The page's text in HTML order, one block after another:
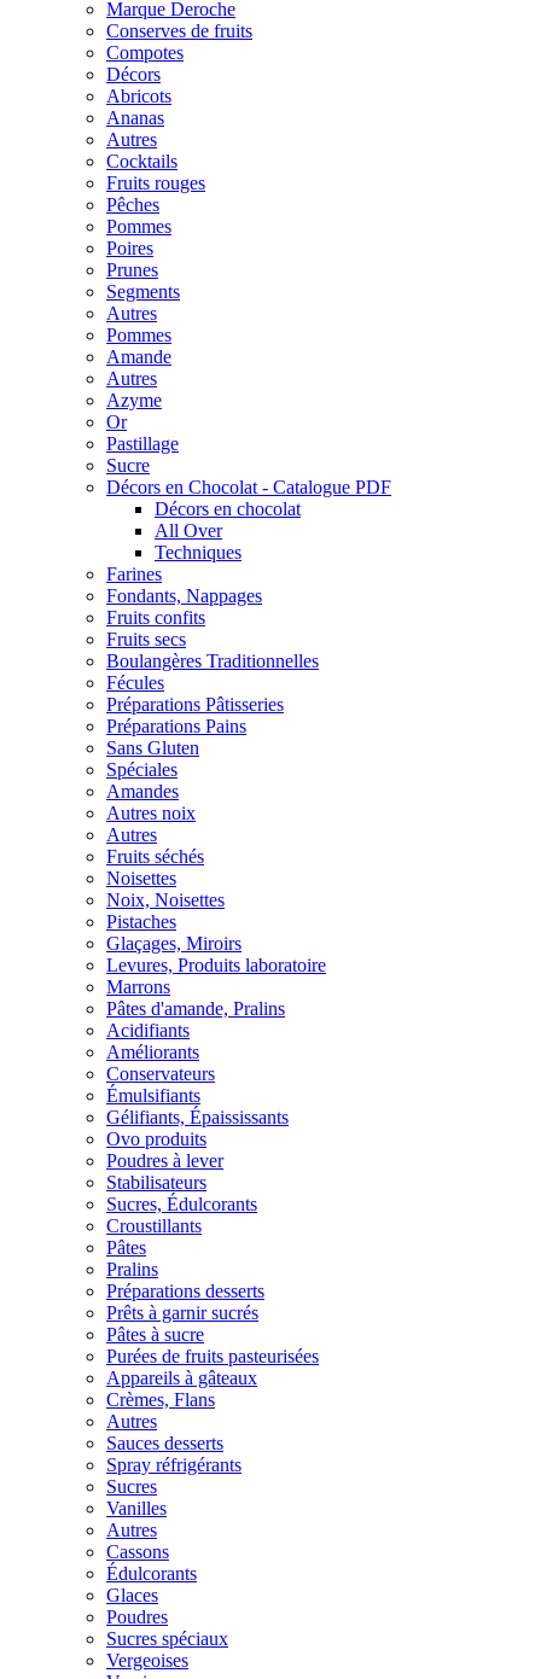
Marque Deroche
Conserves de fruits
Compotes
Décors
Abricots
Ananas
Autres
Cocktails
Fruits rouges
Pêches
Pommes
Poires
Prunes
Segments
Autres
Pommes
Amande
Autres
Azyme
Or
Pastillage
Sucre
Décors en Chocolat - Catalogue PDF
Décors en chocolat
All Over
Techniques
Farines
Fondants, Nappages
Fruits confits
Fruits secs
Boulangères Traditionnelles
Fécules
Préparations Pâtisseries
Préparations Pains
Sans Gluten
Spéciales
Amandes
Autres noix
Autres
Fruits séchés
Noisettes
Noix, Noisettes
Pistaches
Glaçages, Miroirs
Levures, Produits laboratoire
Marrons
Pâtes d'amande, Pralins
Acidifiants
Améliorants
Conservateurs
Émulsifiants
Gélifiants, Épaississants
Ovo produits
Poudres à lever
Stabilisateurs
Sucres, Édulcorants
Croustillants
Pâtes
Pralins
Préparations desserts
Prêts à garnir sucrés
Pâtes à sucre
Purées de fruits pasteurisées
Appareils à gâteaux
Crèmes, Flans
Autres
Sauces desserts
Spray réfrigérants
Sucres
Vanilles
Autres
Cassons
Édulcorants
Glaces
Poudres
Sucres spéciaux
Vergeoises